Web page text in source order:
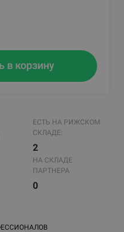
в корзину
ЕСТЬ НА РИЖСКОМ
СКЛАДЕ:
2
НА СКЛАДЕ
ПАРТНЕРА
0